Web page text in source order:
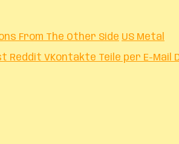
From The Other Side US Metal
Reddit VKontakte Teile per E-Mail